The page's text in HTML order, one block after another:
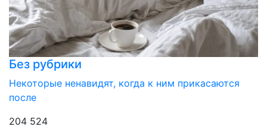
Без рубрики
Некоторые ненавидят, когда к ним прикасаются
после
204 524